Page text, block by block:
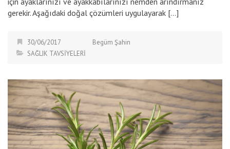
gerekir. Aşağıdaki doğal çözümleri uygulayarak […]
30/06/2017
Begüm Şahin
SAĞLIK TAVSİYELERİ